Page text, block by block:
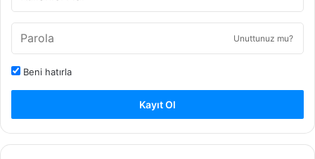
Unuttunuz mu?
Beni hatırla
Kayıt Ol